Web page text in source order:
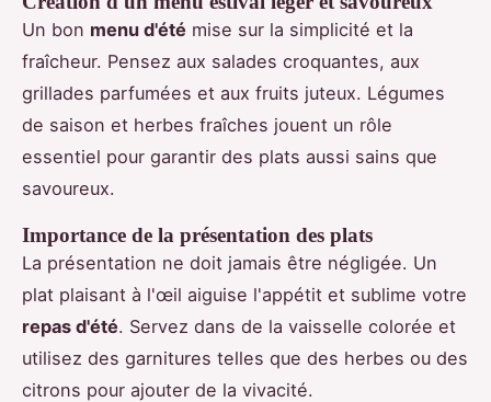
Un bon menu d'été mise sur la simplicité et la
fraîcheur. Pensez aux salades croquantes, aux
grillades parfumées et aux fruits juteux. Légumes
de saison et herbes fraîches jouent un rôle
essentiel pour garantir des plats aussi sains que
savoureux.
Importance de la présentation des plats
La présentation ne doit jamais être négligée. Un
plat plaisant à l'œil aiguise l'appétit et sublime votre
repas d'été. Servez dans de la vaisselle colorée et
utilisez des garnitures telles que des herbes ou des
citrons pour ajouter de la vivacité.